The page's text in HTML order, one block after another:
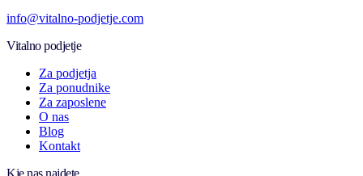
info@vitalno-podjetje.com
Vitalno podjetje
Za podjetja
Za ponudnike
Za zaposlene
O nas
Blog
Kontakt
Kje nas najdete